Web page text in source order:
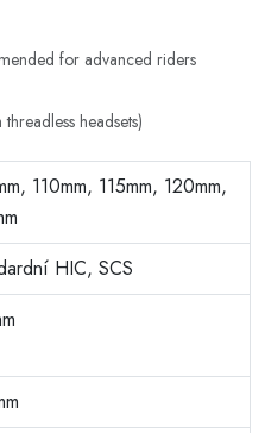
for advanced riders
headsets)
110mm, 115mm, 120mm,
HIC, SCS